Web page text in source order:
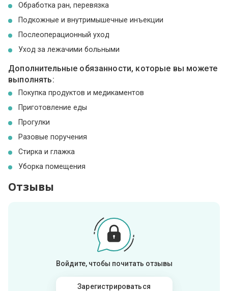
Обработка ран, перевязка
Подкожные и внутримышечные инъекции
Послеоперационный уход
Уход за лежачими больными
Дополнительные обязанности, которые вы можете
выполнять:
Покупка продуктов и медикаментов
Приготовление еды
Прогулки
Разовые поручения
Стирка и глажка
Уборка помещения
Отзывы
Войдите, чтобы почитать отзывы
Зарегистрироваться